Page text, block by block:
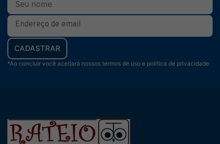
CADASTRAR
*Ao concluir você aceitará nossos termos de uso e política de privacidade